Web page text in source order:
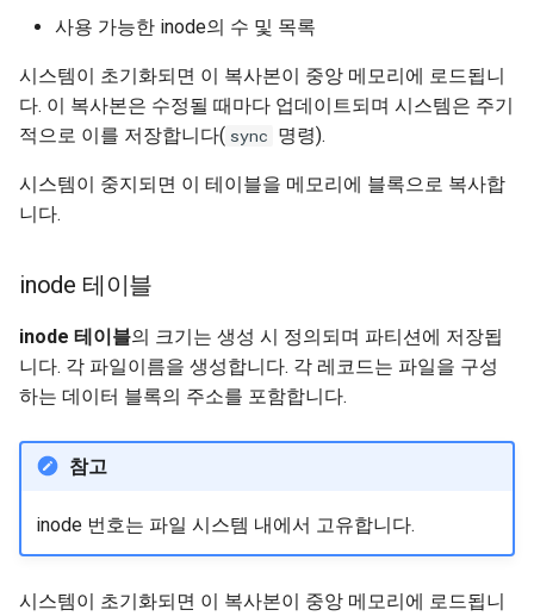
사용 가능한 inode의 수 및 목록
시스템이 초기화되면 이 복사본이 중앙 메모리에 로드됩니
다. 이 복사본은 수정될 때마다 업데이트되며 시스템은 주기
적으로 이를 저장합니다( sync 명령).
시스템이 중지되면 이 테이블을 메모리에 블록으로 복사합
니다.
inode 테이블
inode 테이블의 크기는 생성 시 정의되며 파티션에 저장됩
니다. 각 파일이름을 생성합니다. 각 레코드는 파일을 구성
하는 데이터 블록의 주소를 포함합니다.
참고
inode 번호는 파일 시스템 내에서 고유합니다.
시스템이 초기화되면 이 복사본이 중앙 메모리에 로드됩니